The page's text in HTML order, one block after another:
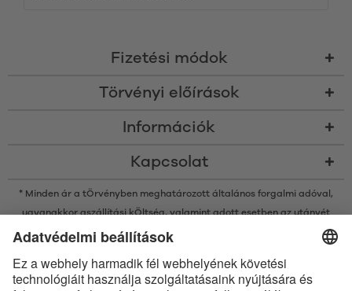
Fizetési módok
Törvényi előírások
Információk
Kapcsolat
* Minden ár a tÖrvényben meghatározott általános forgalmi adóval,
ugyanakkor aszállítási kÖltség, valamint adott esetben az utánvét
kÖltsége nélkÜl értendő, amennyiben nincsen máshogy leírva
az Satisfyer GmbH az ilyen védjegyeket mindenkor licenc alatt
használja.